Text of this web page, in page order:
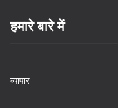
हमारे बारे में
व्यापार